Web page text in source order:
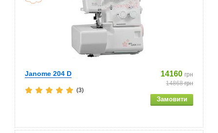
Janome 204 D 14160 грн
14868грн
(3)